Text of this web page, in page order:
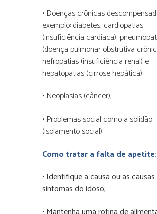
• Doenças crônicas
exemplo: diabetes, cardiopatias
(insuficiência cardíaca),
(doença pulmonar obstrutiva
nefropatias (insuficiência renal) e
hepatopatias (cirrose hepática);
• Neoplasias (câncer);
• Problemas social como a solidão
(isolamento social).
Como tratar a falta de apetite:
• Identifique a causa ou as
sintomas do idoso;